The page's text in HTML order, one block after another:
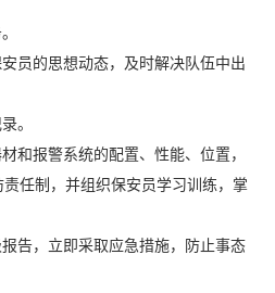
员的思想动态，及时解决队伍中出
。
和报警系统的配置、性能、位置，
任制，并组织保安员学习训练，掌
告，立即采取应急措施，防止事态